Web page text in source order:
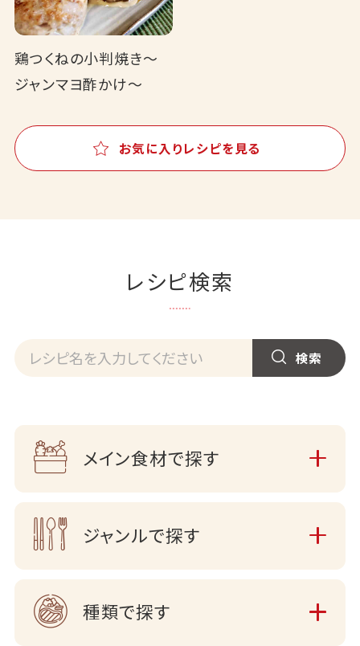
鶏つくねの小判焼き～
ジャンマヨ酢かけ～
お気に入りレシピを見る
レシピ検索
メイン食材で探す
ジャンルで探す
種類で探す